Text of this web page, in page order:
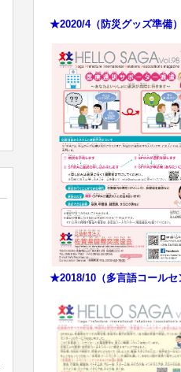
★2020/4（防災グッズ準
★2018/10（多言語コール